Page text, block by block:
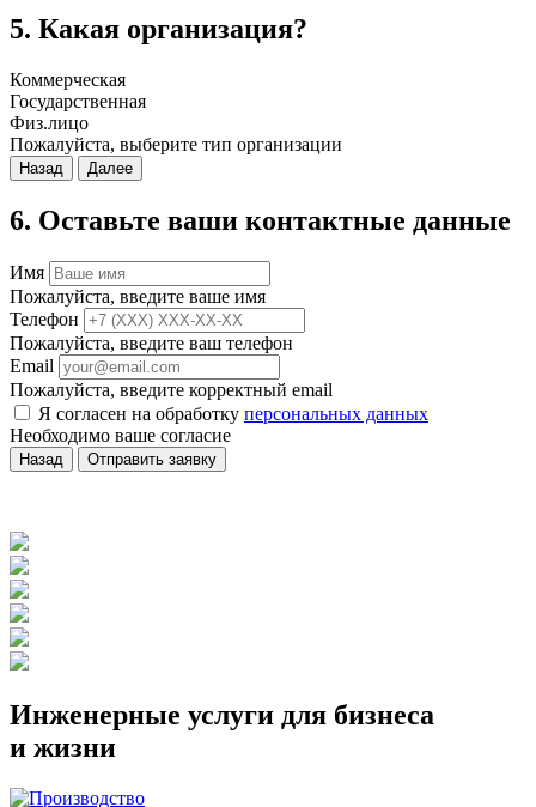
5. Какая организация?
Коммерческая
Государственная
Физ.лицо
Пожалуйста, выберите тип организации
Назад Далее
6. Оставьте ваши контактные данные
Имя
Пожалуйста, введите ваше имя
Телефон
Пожалуйста, введите ваш телефон
Email
Пожалуйста, введите корректный email
Я согласен на обработку персональных данных
Необходимо ваше согласие
Назад Отправить заявку
Инженерные услуги для бизнеса
и жизни